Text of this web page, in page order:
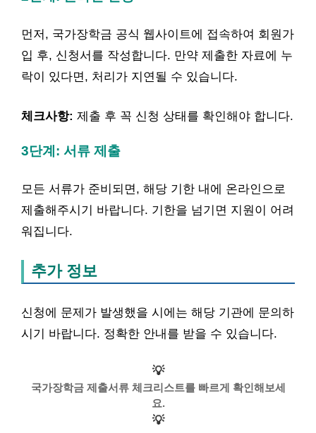
먼저, 국가장학금 공식 웹사이트에 접속하여 회원가
입 후, 신청서를 작성합니다. 만약 제출한 자료에 누
락이 있다면, 처리가 지연될 수 있습니다.
체크사항: 제출 후 꼭 신청 상태를 확인해야 합니다.
3단계: 서류 제출
모든 서류가 준비되면, 해당 기한 내에 온라인으로
제출해주시기 바랍니다. 기한을 넘기면 지원이 어려
워집니다.
추가 정보
신청에 문제가 발생했을 시에는 해당 기관에 문의하
시기 바랍니다. 정확한 안내를 받을 수 있습니다.
💡
국가장학금 제출서류 체크리스트를 빠르게 확인해보세
요.
💡